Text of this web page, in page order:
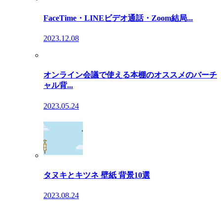
FaceTime・LINEビデオ通話・Zoom結局...
2023.12.08
オンライン会議で使える本棚のオススメのバーチ
ャル背...
2023.05.24
タヌキとキツネ 壁紙 背景10選
2023.08.24